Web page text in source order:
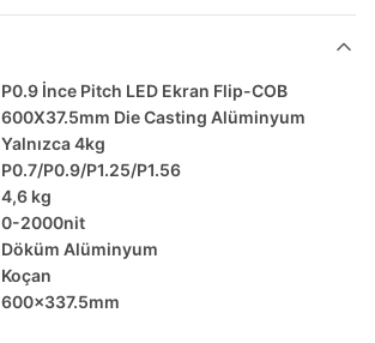
P0.9 İnce Pitch LED Ekran Flip-COB
600X37.5mm Die Casting Alüminyum
Yalnızca 4kg
P0.7/P0.9/P1.25/P1.56
4,6 kg
0-2000nit
Döküm Alüminyum
Koçan
600x337.5mm